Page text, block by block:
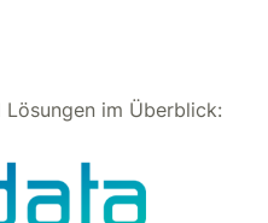
im Überblick: